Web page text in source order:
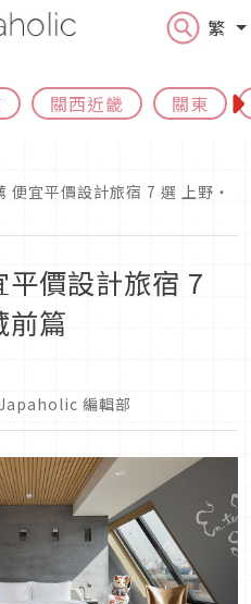
繁
關西近畿 關東
便宜平價設計旅宿 7 選 上野・
價設計旅宿 7
前篇
編輯部